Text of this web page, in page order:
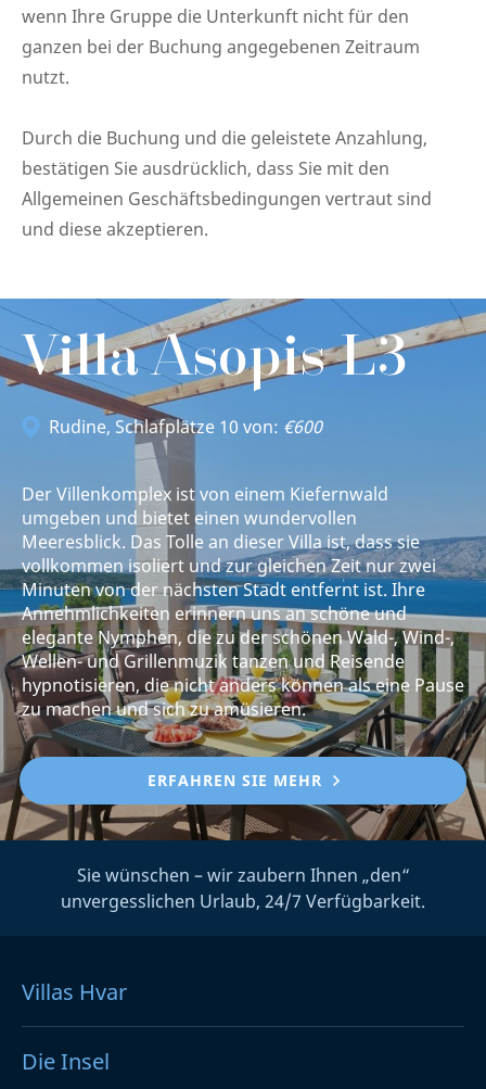
wenn Ihre Gruppe die Unterkunft nicht für den
ganzen bei der Buchung angegebenen Zeitraum
nutzt.
Durch die Buchung und die geleistete Anzahlung,
bestätigen Sie ausdrücklich, dass Sie mit den
Allgemeinen Geschäftsbedingungen vertraut sind
und diese akzeptieren.
Villa Asopis L3
Rudine, Schlafplätze 10 von: €600
Der Villenkomplex ist von einem Kiefernwald
umgeben und bietet einen wundervollen
Meeresblick. Das Tolle an dieser Villa ist, dass sie
vollkommen isoliert und zur gleichen Zeit nur zwei
Minuten von der nächsten Stadt entfernt ist. Ihre
Annehmlichkeiten erinnern uns an schöne und
elegante Nymphen, die zu der schönen Wald-, Wind-,
Wellen- und Grillenmuzik tanzen und Reisende
hypnotisieren, die nicht anders können als eine Pause
zu machen und sich zu amüsieren.
ERFAHREN SIE MEHR
Sie wünschen – wir zaubern Ihnen „den“
unvergesslichen Urlaub, 24/7 Verfügbarkeit.
Villas Hvar
Die Insel